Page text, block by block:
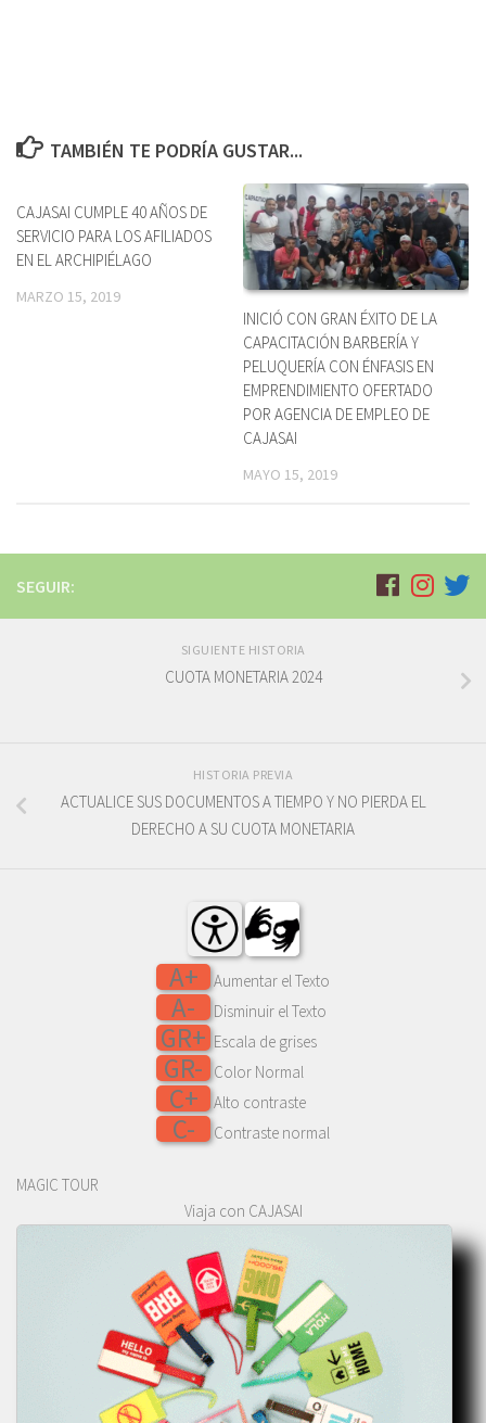
TAMBIÉN TE PODRÍA GUSTAR...
CAJASAI CUMPLE 40 AÑOS DE
SERVICIO PARA LOS AFILIADOS
EN EL ARCHIPIÉLAGO
MARZO 15, 2019
INICIÓ CON GRAN ÉXITO DE LA
CAPACITACIÓN BARBERÍA Y
PELUQUERÍA CON ÉNFASIS EN
EMPRENDIMIENTO OFERTADO
POR AGENCIA DE EMPLEO DE
CAJASAI
MAYO 15, 2019
SEGUIR:
SIGUIENTE HISTORIA
CUOTA MONETARIA 2024
HISTORIA PREVIA
ACTUALICE SUS DOCUMENTOS A TIEMPO Y NO PIERDA EL
DERECHO A SU CUOTA MONETARIA
A+ Aumentar el Texto
A- Disminuir el Texto
GR+ Escala de grises
GR- Color Normal
C+ Alto contraste
C- Contraste normal
MAGIC TOUR
Viaja con CAJASAI